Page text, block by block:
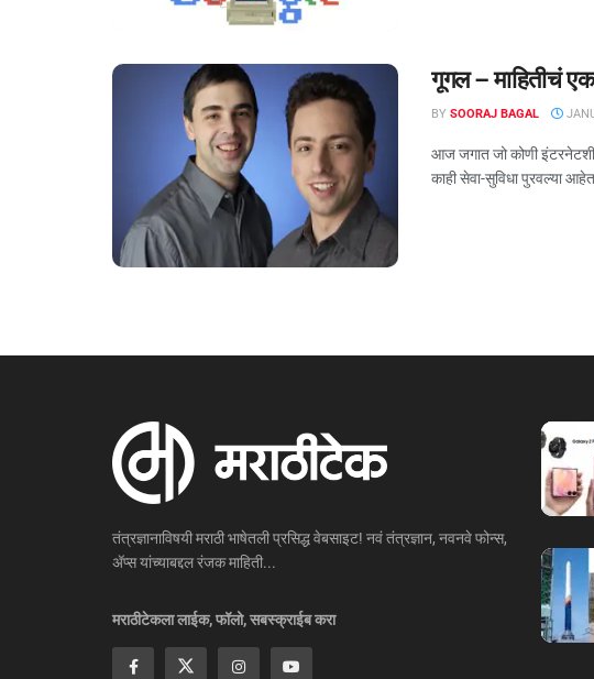
गूगल – माहितीचं
BY SOORAJ BAGAL
आज जगात जो कोणी
काही सेवा-सुविधा पुरवल्या
तंत्रज्ञानाविषयी मराठी भाषेतली प्रसिद्ध वेबसाइट! नवं तंत्रज्ञान, नवनवे फोन्स,
ॲप्स यांच्याबद्दल रंजक माहिती...
मराठीटेकला लाईक, फॉलो, सबस्क्राईब करा